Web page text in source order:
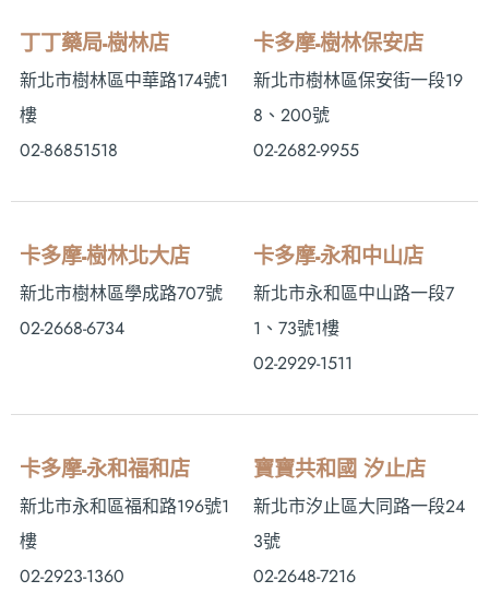
丁丁藥局-樹林店
新北市樹林區中華路174號1
樓
02-86851518
卡多摩-樹林保安店
新北市樹林區保安街一段19
8、200號
02-2682-9955
卡多摩-樹林北大店
新北市樹林區學成路707號
02-2668-6734
卡多摩-永和中山店
新北市永和區中山路一段7
1、73號1樓
02-2929-1511
卡多摩-永和福和店
新北市永和區福和路196號1
樓
02-2923-1360
寶寶共和國 汐止店
新北市汐止區大同路一段24
3號
02-2648-7216